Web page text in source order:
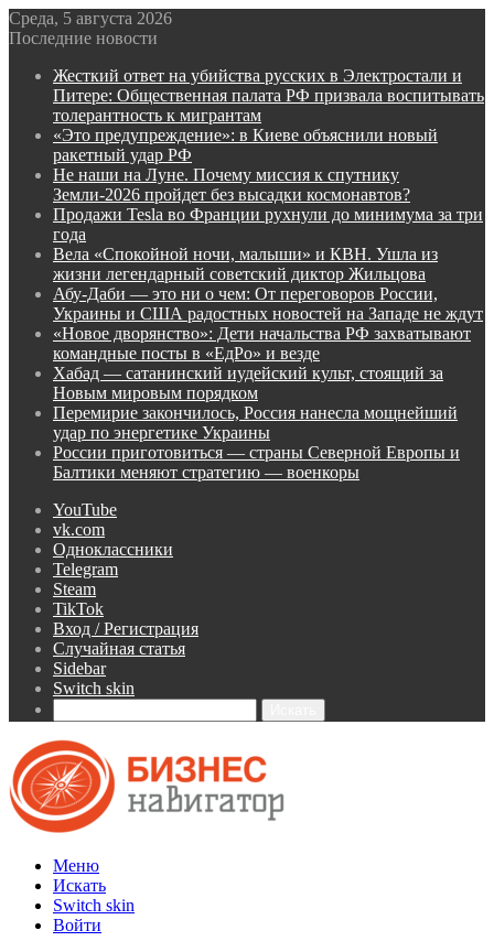
Среда, 5 августа 2026
Последние новости
Жесткий ответ на убийства русских в Электростали и
Питере: Общественная палата РФ призвала воспитывать
толерантность к мигрантам
«Это предупреждение»: в Киеве объяснили новый
ракетный удар РФ
Не наши на Луне. Почему миссия к спутнику
Земли-2026 пройдет без высадки космонавтов?
Продажи Tesla во Франции рухнули до минимума за три
года
Вела «Спокойной ночи, малыши» и КВН. Ушла из
жизни легендарный советский диктор Жильцова
Абу-Даби — это ни о чем: От переговоров России,
Украины и США радостных новостей на Западе не ждут
«Новое дворянство»: Дети начальства РФ захватывают
командные посты в «ЕдРо» и везде
Хабад — сатанинский иудейский культ, стоящий за
Новым мировым порядком
Перемирие закончилось, Россия нанесла мощнейший
удар по энергетике Украины
России приготовиться — страны Северной Европы и
Балтики меняют стратегию — военкоры
YouTube
vk.com
Одноклассники
Telegram
Steam
TikTok
Вход / Регистрация
Случайная статья
Sidebar
Switch skin
Меню
Искать
Switch skin
Войти